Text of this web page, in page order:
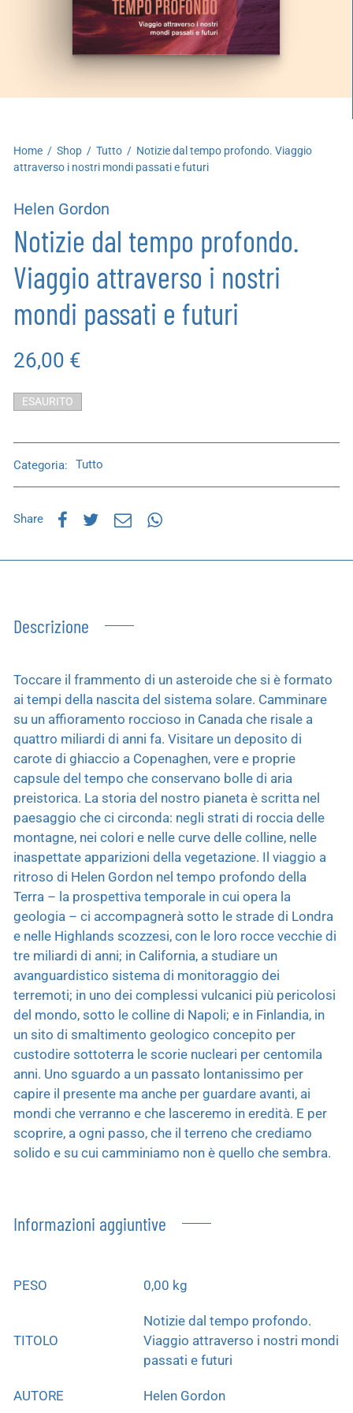
Home / Shop / Tutto / Notizie dal tempo profondo. Viaggio
attraverso i nostri mondi passati e futuri
Helen Gordon
Notizie dal tempo profondo.
Viaggio attraverso i nostri
mondi passati e futuri
26,00 €
ESAURITO
Categoria: Tutto
Share
Descrizione
Toccare il frammento di un asteroide che si è formato
ai tempi della nascita del sistema solare. Camminare
su un affioramento roccioso in Canada che risale a
quattro miliardi di anni fa. Visitare un deposito di
carote di ghiaccio a Copenaghen, vere e proprie
capsule del tempo che conservano bolle di aria
preistorica. La storia del nostro pianeta è scritta nel
paesaggio che ci circonda: negli strati di roccia delle
montagne, nei colori e nelle curve delle colline, nelle
inaspettate apparizioni della vegetazione. Il viaggio a
ritroso di Helen Gordon nel tempo profondo della
Terra – la prospettiva temporale in cui opera la
geologia – ci accompagnerà sotto le strade di Londra
e nelle Highlands scozzesi, con le loro rocce vecchie di
tre miliardi di anni; in California, a studiare un
avanguardistico sistema di monitoraggio dei
terremoti; in uno dei complessi vulcanici più pericolosi
del mondo, sotto le colline di Napoli; e in Finlandia, in
un sito di smaltimento geologico concepito per
custodire sottoterra le scorie nucleari per centomila
anni. Uno sguardo a un passato lontanissimo per
capire il presente ma anche per guardare avanti, ai
mondi che verranno e che lasceremo in eredità. E per
scoprire, a ogni passo, che il terreno che crediamo
solido e su cui camminiamo non è quello che sembra.
Informazioni aggiuntive
PESO 0,00 kg
TITOLO
Notizie dal tempo profondo.
Viaggio attraverso i nostri mondi
passati e futuri
AUTORE Helen Gordon